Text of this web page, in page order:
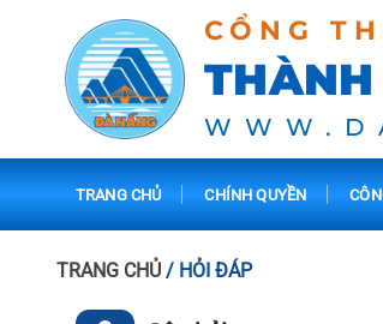
CỔNG
TRANG CHỦ CHÍNH QUYỀN
TRANG CHỦ / HỎI ĐÁP